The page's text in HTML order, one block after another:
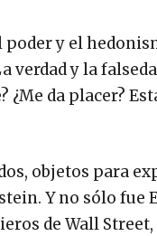
y el
verdad y la
da placer?
objetos para
Y no sólo fue
de Wall Street,